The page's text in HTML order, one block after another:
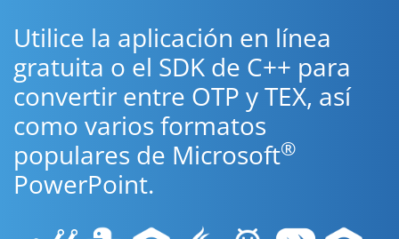
Utilice la aplicación en línea
gratuita o el SDK de C++ para
convertir entre OTP y TEX, así
como varios formatos
populares de Microsoft®
PowerPoint.